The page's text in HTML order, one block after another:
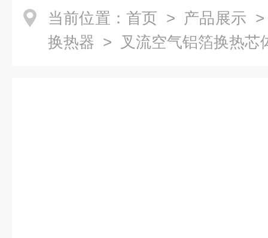
当前位置： 首页 > 产品展示
换热器 > 叉流空气铝箔换热芯